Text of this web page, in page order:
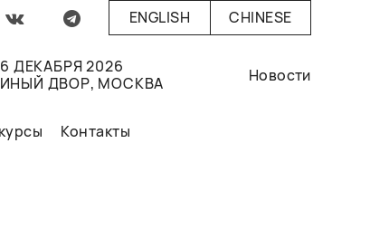
ENGLISH CHINESE
ДЕКАБРЯ 2026
ДВОР, МОСКВА
Новости
Контакты